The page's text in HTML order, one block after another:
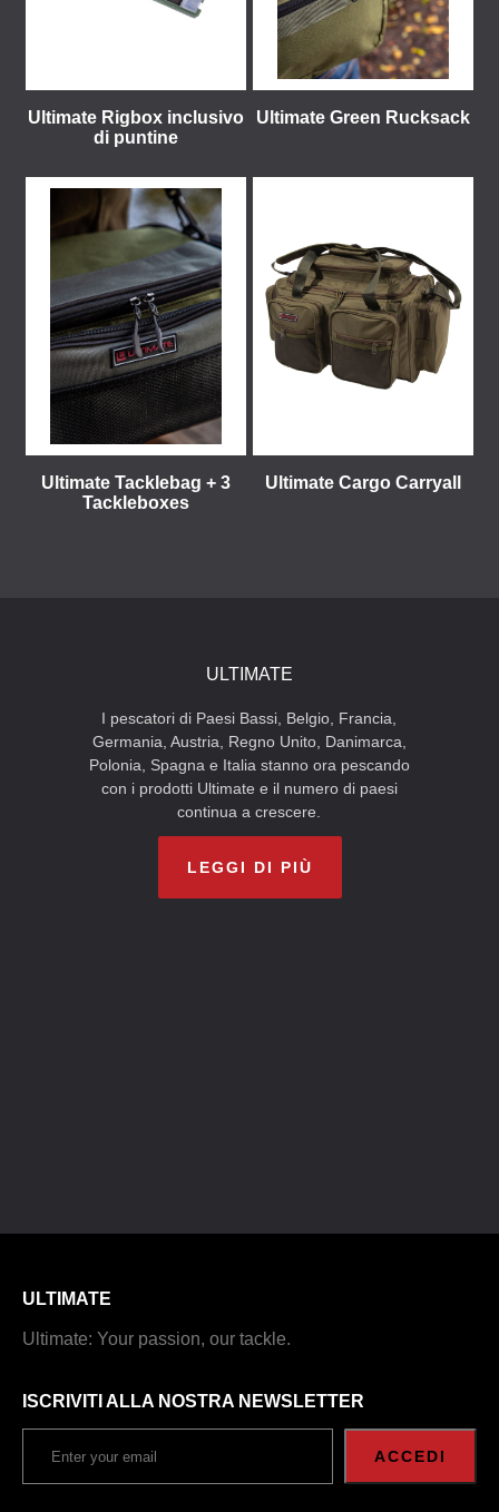
Ultimate Rigbox inclusivo
di puntine
Ultimate Green Rucksack
Ultimate Tacklebag + 3
Tackleboxes
Ultimate Cargo Carryall
ULTIMATE
I pescatori di Paesi Bassi, Belgio, Francia,
Germania, Austria, Regno Unito, Danimarca,
Polonia, Spagna e Italia stanno ora pescando
con i prodotti Ultimate e il numero di paesi
continua a crescere.
LEGGI DI PIÙ
ULTIMATE
Ultimate: Your passion, our tackle.
ISCRIVITI ALLA NOSTRA NEWSLETTER
ACCEDI